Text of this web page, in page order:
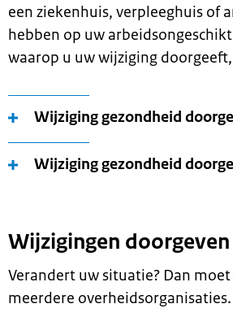
een ziekenhuis, verpleeghuis of
hebben op uw
waarop u uw wijziging
Wijziging gezondheid
Wijziging gezondheid
Wijzigingen
Verandert uw situatie? Dan
meerdere overheidsorganisaties.